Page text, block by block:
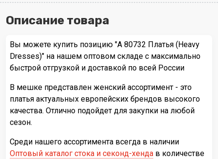
Описание товара
Вы можете купить позицию "А 80732 Платья (Heavy
Dresses)" на нашем оптовом складе с максимально
быстрой отгрузкой и доставкой по всей России
В мешке представлен женский ассортимент - это
платья актуальных европейских брендов высокого
качества. Отлично подойдет для закупки на любой
сезон.
Среди нашего ассортимента всегда в наличии
Оптовый каталог стока и секонд-хенда в количестве